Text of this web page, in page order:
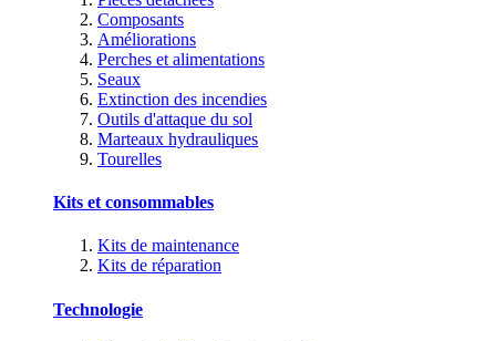
Composants
Améliorations
Perches et alimentations
Seaux
Extinction des incendies
Outils d'attaque du sol
Marteaux hydrauliques
Tourelles
Kits et consommables
Kits de maintenance
Kits de réparation
Technologie